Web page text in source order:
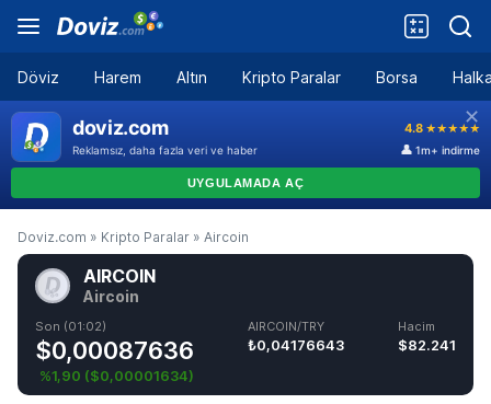
Döviz Harem Altın Kripto Paralar Borsa
Doviz.com » Kripto Paralar » Aircoin
AIRCOIN
Aircoin
Son (01:02)
$0,00087636
%1,90 ($0,00001634)
AIRCOIN/TRY
₺0,04176643
Hacim
$82.241